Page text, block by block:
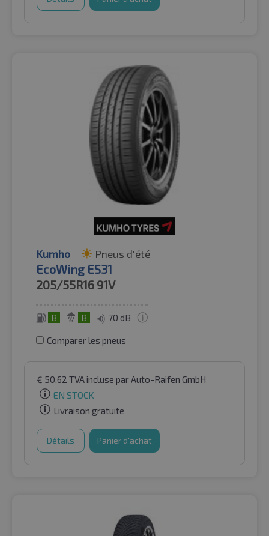
Kumho Pneus d'été
EcoWing ES31
205/55R16 91V
B B 70 dB
Comparer les pneus
€ 50.62 TVA incluse par Auto-Raifen GmbH
EN STOCK
Livraison gratuite
Détails Panier d'achat